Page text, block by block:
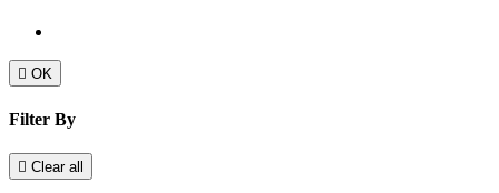
 OK
Filter By
 Clear all